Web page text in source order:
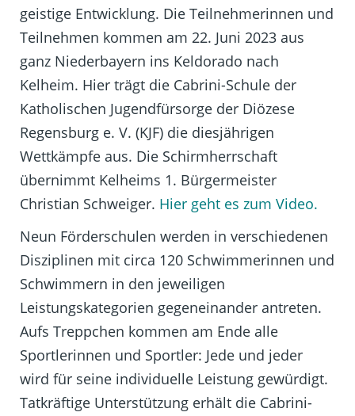
geistige Entwicklung. Die Teilnehmerinnen und
Teilnehmen kommen am 22. Juni 2023 aus
ganz Niederbayern ins Keldorado nach
Kelheim. Hier trägt die Cabrini-Schule der
Katholischen Jugendfürsorge der Diözese
Regensburg e. V. (KJF) die diesjährigen
Wettkämpfe aus. Die Schirmherrschaft
übernimmt Kelheims 1. Bürgermeister
Christian Schweiger. Hier geht es zum Video.
Neun Förderschulen werden in verschiedenen
Disziplinen mit circa 120 Schwimmerinnen und
Schwimmern in den jeweiligen
Leistungskategorien gegeneinander antreten.
Aufs Treppchen kommen am Ende alle
Sportlerinnen und Sportler: Jede und jeder
wird für seine individuelle Leistung gewürdigt.
Tatkräftige Unterstützung erhält die Cabrini-